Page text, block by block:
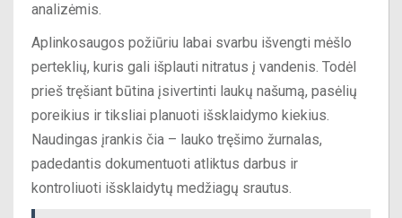
analizėmis.
Aplinkosaugos požiūriu labai svarbu išvengti mėšlo
perteklių, kuris gali išplauti nitratus į vandenis. Todėl
prieš tręšiant būtina įsivertinti laukų našumą, pasėlių
poreikius ir tiksliai planuoti išsklaidymo kiekius.
Naudingas įrankis čia – lauko tręšimo žurnalas,
padedantis dokumentuoti atliktus darbus ir
kontroliuoti išsklaidytų medžiagų srautus.